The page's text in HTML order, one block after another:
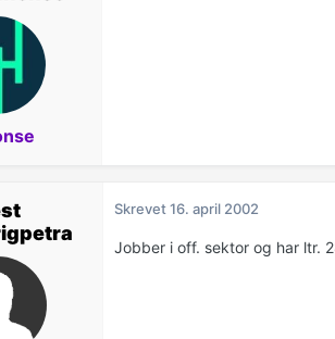
Skrevet16. april 2002
Jobber i off. sektor og har ltr.